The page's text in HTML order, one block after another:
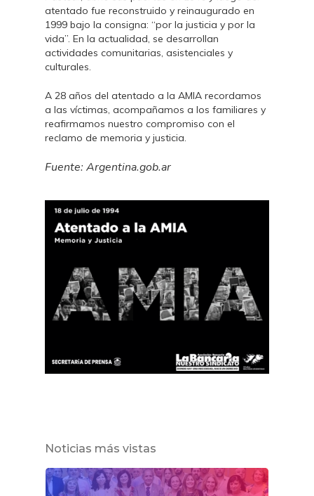
atentado fue reconstruido y reinaugurado en
1999 bajo la consigna: “por la justicia y por la
vida”. En la actualidad, se desarrollan
actividades comunitarias, asistenciales y
culturales.
A 28 años del atentado a la AMIA recordamos
a las víctimas, acompañamos a los familiares y
reafirmamos nuestro compromiso con el
reclamo de memoria y justicia.
Fuente: Argentina.gob.ar
Noticias más vistas